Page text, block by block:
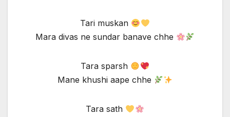
Tari muskan
Mara divas ne sundar banave chhe
Tara sparsh
Mane khushi aape chhe
Tara sath